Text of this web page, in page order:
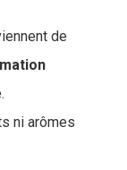
de
ni arômes